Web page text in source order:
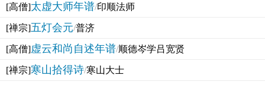
[高僧]太虚大师年谱/印顺法师
[禅宗]五灯会元/普济
[高僧]虚云和尚自述年谱/顺德岑学吕宽贤
[禅宗]寒山拾得诗/寒山大士